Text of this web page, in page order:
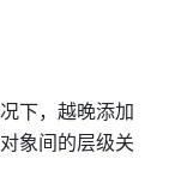
下，越晚添加
象间的层级关